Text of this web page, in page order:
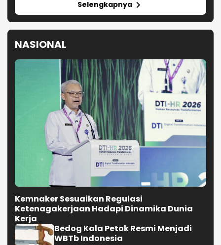
Selengkapnya
NASIONAL
Kemnaker Sesuaikan Regulasi
Ketenagakerjaan Hadapi Dinamika Dunia
Kerja
Bedog Kala Petok Resmi Menjadi
WBTb Indonesia